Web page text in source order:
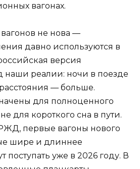
вагонах.
не нова —
давно используются в
версия
наши реалии: ночи в поезде
— больше.
для полноценного
для короткого сна в пути.
первые вагоны нового
шире и длиннее
поступать уже в 2026 году. В